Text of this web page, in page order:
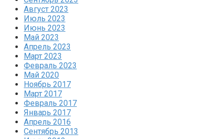
Август 2023
Июль 2023
Июнь 2023
Май 2023
Апрель 2023
Март 2023
Февраль 2023
Май 2020
Ноябрь 2017
Март 2017
Февраль 2017
Январь 2017
Апрель 2016
Сентябрь 2013